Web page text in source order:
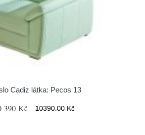
Cadiz látka: Pecos 13
390 Kč 10390.00 Kč